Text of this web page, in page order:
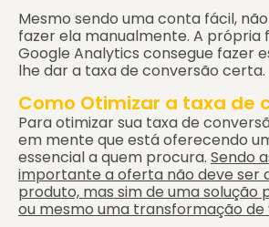
Mesmo sendo uma conta fácil,
fazer ela manualmente. A
Google Analytics consegue fazer
lhe dar a taxa de conversão certa.
Como Otimizar a taxa de
Para otimizar sua taxa de
em mente que está oferecendo
essencial a quem procura. Sendo
importante a oferta não deve ser
produto, mas sim de uma solução
ou mesmo uma transformação de